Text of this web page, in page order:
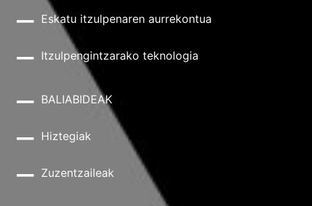
Eskatu itzulpenaren aurrekontua
Itzulpengintzarako teknologia
BALIABIDEAK
Hiztegiak
Zuzentzaileak